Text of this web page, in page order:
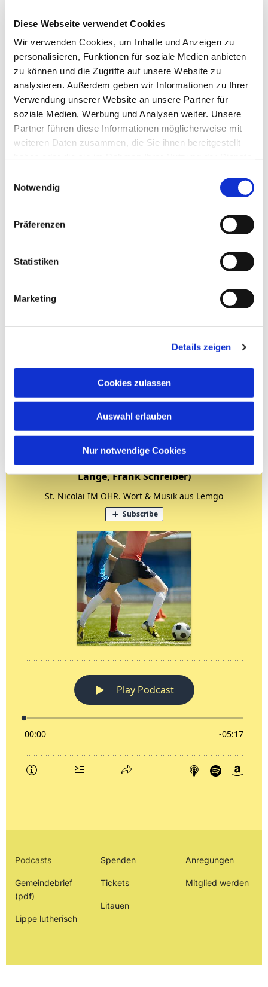
Diese Webseite verwendet Cookies
Wir verwenden Cookies, um Inhalte und Anzeigen zu
personalisieren, Funktionen für soziale Medien anbieten
zu können und die Zugriffe auf unsere Website zu
analysieren. Außerdem geben wir Informationen zu Ihrer
Verwendung unserer Website an unsere Partner für
soziale Medien, Werbung und Analysen weiter. Unsere
Partner führen diese Informationen möglicherweise mit
weiteren Daten zusammen, die Sie ihnen bereitgestellt
Notwendig
Präferenzen
Statistiken
Marketing
Details zeigen
Cookies zulassen
Auswahl erlauben
Nur notwendige Cookies
Dies könnte Sie auch
interessieren
Podcasts
Gemeindebrief
(pdf)
Lippe lutherisch
Spenden
Tickets
Litauen
Anregungen
Mitglied werden